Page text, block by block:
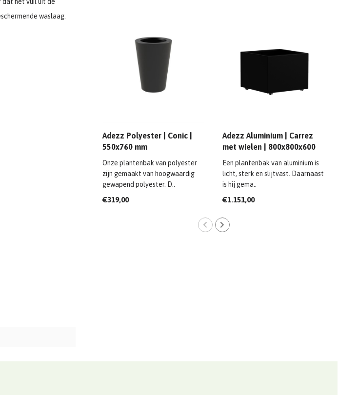
waslaag.
Adezz Polyester | Conic |
550x760 mm
Onze plantenbak van polyester
zijn gemaakt van hoogwaardig
gewapend polyester. D..
€319,00
Adezz Aluminium | Carrez
met wielen | 800x800x600
mm
Een plantenbak van aluminium is
licht, sterk en slijtvast. Daarnaast
is hij gema..
€1.151,00